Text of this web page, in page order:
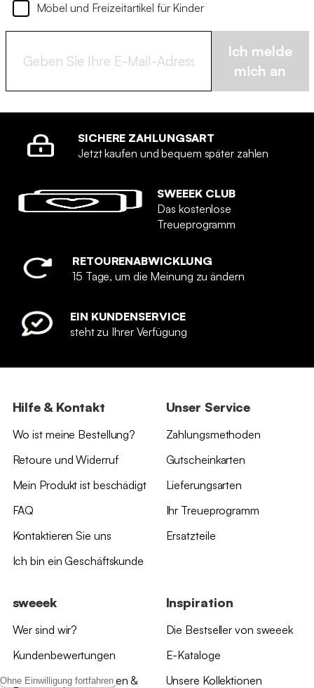
Ohne Einwilligung fortfahren
Möbel und Freizeitartikel für Kinder
Ich melde
mich an
SICHERE ZAHLUNGSART
Jetzt kaufen und bequem später zahlen
SWEEEK CLUB
Das kostenlose
Treueprogramm
RETOURENABWICKLUNG
15 Tage, um die Meinung zu ändern
EIN KUNDENSERVICE
steht zu Ihrer Verfügung
Hilfe & Kontakt
Wo ist meine Bestellung?
Retoure und Widerruf
Mein Produkt ist beschädigt
FAQ
Kontaktieren Sie uns
Ich bin ein Geschäftskunde
Unser Service
Zahlungsmethoden
Gutscheinkarten
Lieferungsarten
Ihr Treueprogramm
Ersatzteile
sweeek
Wer sind wir?
Kundenbewertungen
*Angebotsbedingungen &
Inspiration
Die Bestseller von sweeek
E-Kataloge
Unsere Kollektionen